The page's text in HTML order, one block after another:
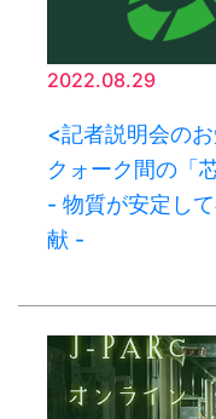
2022.08.29
<記者説明会の
クォーク間の「
- 物質が安定し
献 -